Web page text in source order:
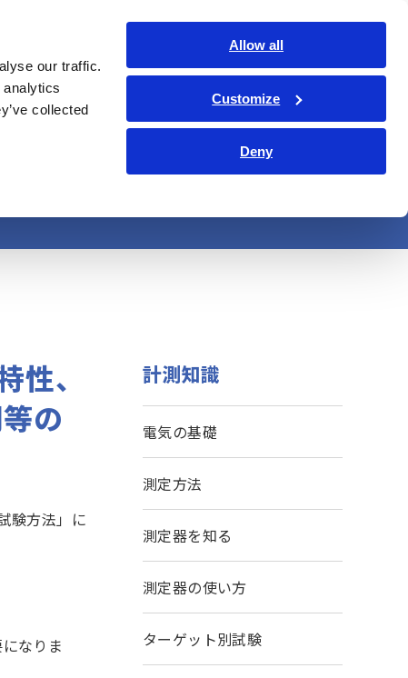
our traffic.
collected
Allow all
Customize
Deny
ービス・サポート コーポレート・IR
お問い合わせ
機能等の試験
性、
の
験方法」に
なりま
計測知識
電気の基礎
測定方法
測定器を知る
測定器の使い方
ターゲット別試験